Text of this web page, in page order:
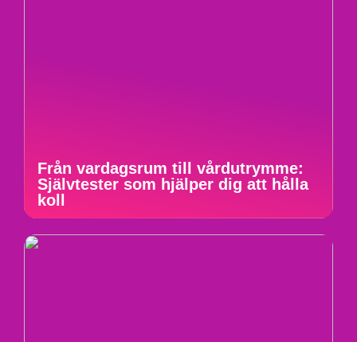
Från vardagsrum till vårdutrymme:
Självtester som hjälper dig att hålla
koll